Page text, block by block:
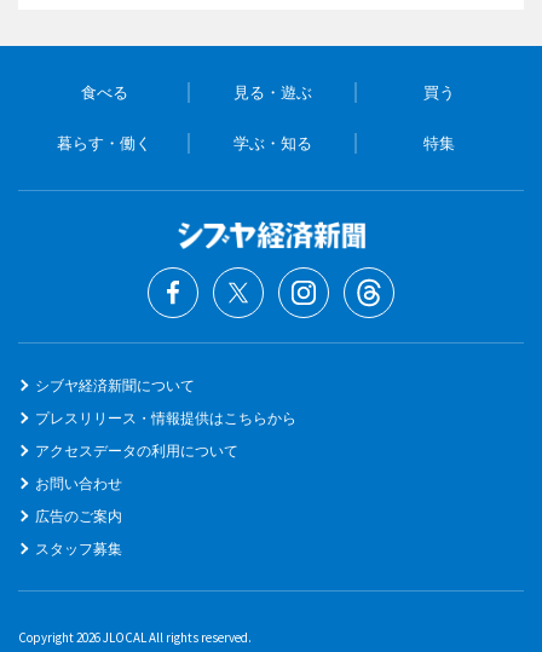
食べる 見る・遊ぶ 買う
暮らす・働く 学ぶ・知る 特集
シブヤ経済新聞について
プレスリリース・情報提供はこちらから
アクセスデータの利用について
お問い合わせ
広告のご案内
スタッフ募集
Copyright 2026 JLOCAL All rights reserved.